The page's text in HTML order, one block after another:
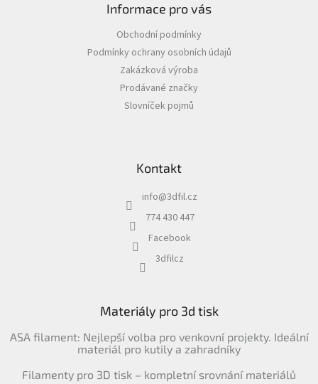
Informace pro vás
Obchodní podmínky
Podmínky ochrany osobních údajů
Zakázková výroba
Prodávané značky
Slovníček pojmů
Kontakt
info@3dfil.cz
774 430 447
Facebook
3dfilcz
Materiály pro 3d tisk
ASA filament: Nejlepší volba pro venkovní projekty. Ideální
materiál pro kutily a zahradníky
Filamenty pro 3D tisk – kompletní srovnání materiálů